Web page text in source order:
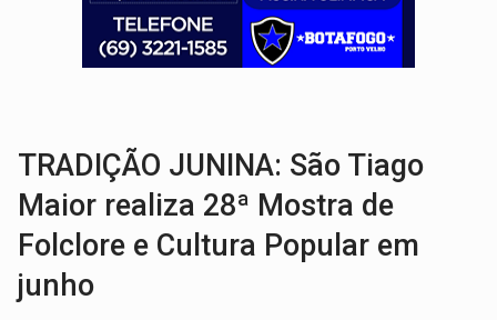
AÇÃO CONJUNTA:Forças policiais apreendem cerca de 1kg de
PF ESTÁ APURANDO:Flávio Bolsonaro escolhe Alfredo Gaspar como vice, alvo de
VÍDEO:
TRADIÇÃO JUNINA: São Tiago
Maior realiza 28ª Mostra de
Folclore e Cultura Popular em
junho